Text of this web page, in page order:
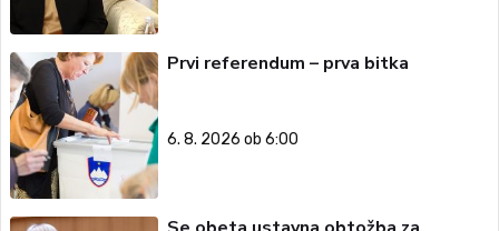
Prvi referendum – prva bitka
6. 8. 2026 ob 6:00